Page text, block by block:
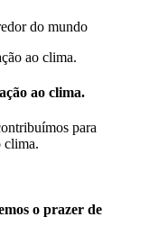
do mundo
ao clima.
para
clima.
o prazer de